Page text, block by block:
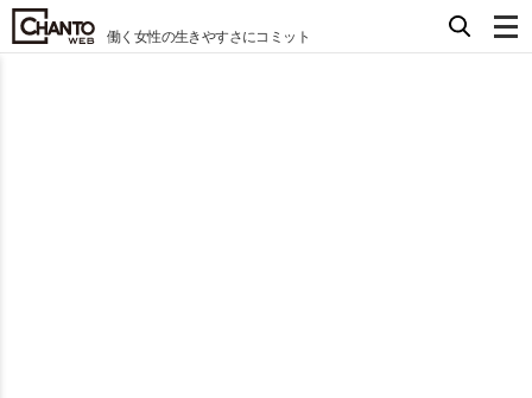
働く女性の生きやすさにコミット